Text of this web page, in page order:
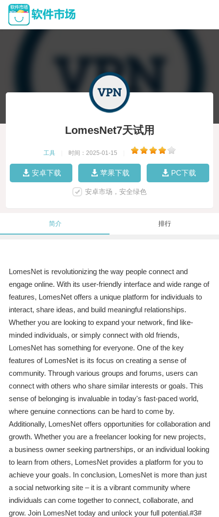
LomesNet7天试用
工具 时间：2025-01-15
安卓下载 苹果下载 PC下载
安卓市场，安全绿色
简介 排行
LomesNet is revolutionizing the way people connect and
engage online. With its user-friendly interface and wide range of
features, LomesNet offers a unique platform for individuals to
interact, share ideas, and build meaningful relationships.
Whether you are looking to expand your network, find like-
minded individuals, or simply connect with old friends,
LomesNet has something for everyone. One of the key
features of LomesNet is its focus on creating a sense of
community. Through various groups and forums, users can
connect with others who share similar interests or goals. This
sense of belonging is invaluable in today's fast-paced world,
where genuine connections can be hard to come by.
Additionally, LomesNet offers opportunities for collaboration and
growth. Whether you are a freelancer looking for new projects,
a business owner seeking partnerships, or an individual looking
to learn from others, LomesNet provides a platform for you to
achieve your goals. In conclusion, LomesNet is more than just
a social networking site – it is a vibrant community where
individuals can come together to connect, collaborate, and
grow. Join LomesNet today and unlock your full potential.#3#